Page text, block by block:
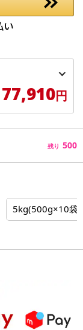
77,910円
残り 500
5kg(500g×10袋)